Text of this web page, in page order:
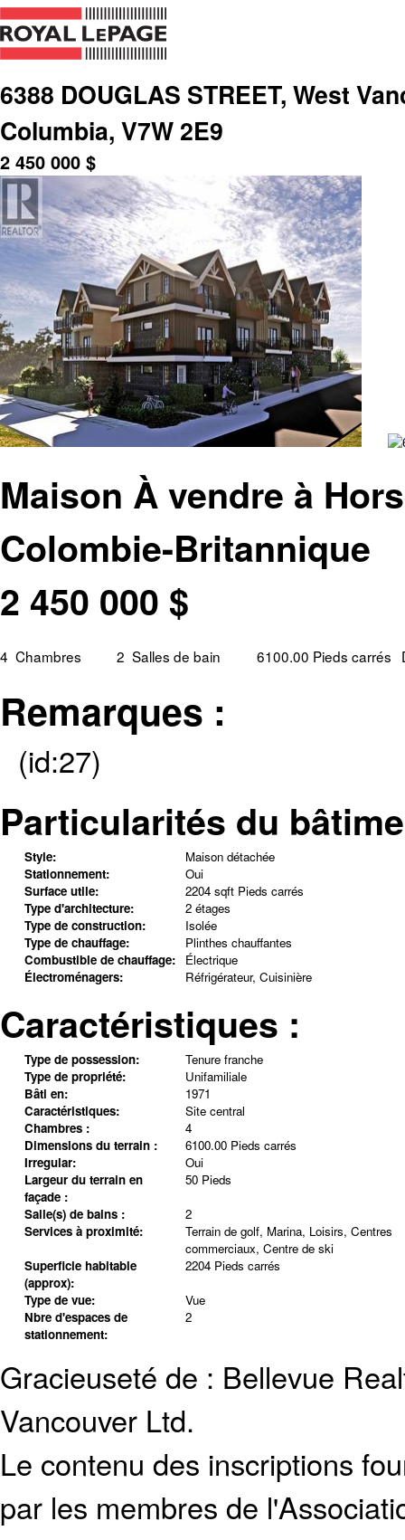
6388 DOUGLAS STREET, West
Columbia, V7W 2E9
2 450 000 $
Maison À vendre à
Colombie-Britannique
2 450 000 $
4 Chambres 2 Salles de bain 6100.00 Pieds carrés
Remarques :
(id:27)
Particularités du
Style:
Maison détachée
Stationnement:
Oui
Surface utile:
2204 sqft Pieds carrés
Type d'architecture:
2 étages
Type de construction:
Isolée
Type de chauffage:
Plinthes chauffantes
Combustible de chauffage:
Électrique
Électroménagers:
Réfrigérateur, Cuisinière
Caractéristiques :
Type de possession:
Tenure franche
Type de propriété:
Unifamiliale
Bâti en:
1971
Caractéristiques:
Site central
Chambres :
4
Dimensions du terrain :
6100.00 Pieds carrés
Irregular:
Oui
Largeur du terrain en
façade :
50 Pieds
Salle(s) de bains :
2
Services à proximité:
Terrain de golf, Marina, Loisirs, Centres
commerciaux, Centre de ski
Superficie habitable
(approx):
2204 Pieds carrés
Type de vue:
Vue
Nbre d'espaces de
stationnement:
2
Gracieuseté de : Bellevue
Vancouver Ltd.
Le contenu des inscriptions
par les membres de